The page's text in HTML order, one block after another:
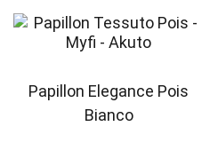
Papillon Elegance Pois
Bianco